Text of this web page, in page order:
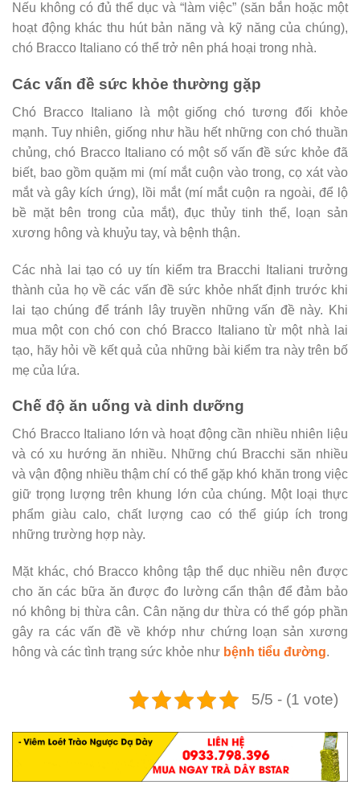
Nếu không có đủ thể dục và “làm việc” (săn bắn hoặc một
hoạt động khác thu hút bản năng và kỹ năng của chúng),
chó Bracco Italiano có thể trở nên phá hoại trong nhà.
Các vấn đề sức khỏe thường gặp
Chó Bracco Italiano là một giống chó tương đối khỏe
mạnh. Tuy nhiên, giống như hầu hết những con chó thuần
chủng, chó Bracco Italiano có một số vấn đề sức khỏe đã
biết, bao gồm quặm mi (mí mắt cuộn vào trong, cọ xát vào
mắt và gây kích ứng), lồi mắt (mí mắt cuộn ra ngoài, để lộ
bề mặt bên trong của mắt), đục thủy tinh thể, loạn sản
xương hông và khuỷu tay, và bệnh thận.
Các nhà lai tạo có uy tín kiểm tra Bracchi Italiani trưởng
thành của họ về các vấn đề sức khỏe nhất định trước khi
lai tạo chúng để tránh lây truyền những vấn đề này. Khi
mua một con chó con chó Bracco Italiano từ một nhà lai
tạo, hãy hỏi về kết quả của những bài kiểm tra này trên bố
mẹ của lứa.
Chế độ ăn uống và dinh dưỡng
Chó Bracco Italiano lớn và hoạt động cần nhiều nhiên liệu
và có xu hướng ăn nhiều. Những chú Bracchi săn nhiều
và vận động nhiều thậm chí có thể gặp khó khăn trong việc
giữ trọng lượng trên khung lớn của chúng. Một loại thực
phẩm giàu calo, chất lượng cao có thể giúp ích trong
những trường hợp này.
Mặt khác, chó Bracco không tập thể dục nhiều nên được
cho ăn các bữa ăn được đo lường cẩn thận để đảm bảo
nó không bị thừa cân. Cân nặng dư thừa có thể góp phần
gây ra các vấn đề về khớp như chứng loạn sản xương
hông và các tình trạng sức khỏe như bệnh tiểu đường.
5/5 - (1 vote)